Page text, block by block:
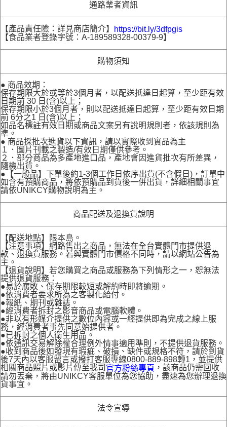
通路業者資訊
【產品責任險：詳見商店簡介】
https://bit.ly/3dfpgis
【食品業者登錄字號：A-189589328-00379-9】
購物須知
● 商品效期：
保存期限大於或等於3個月者，以配送抵達日起算，至少距有效
日期前 30 日(含)以上；
保存期限小於3個月者，則以配送抵達日起算，至少距有效日期
前 6分之1 日(含)以上；
如品名標註有效日期或商品文案另有說明規則者，依該規則為
準。
● 商品採批次進貨以下資訊，請以實際收到實品為主
１．圖片刊載之製造/有效日期僅供參考。
２．部分商品為多產地進口品，產地會因進貨批次有所差異，
隨機出貨。
●【一般品】下單後約1-3個工作日依序出貨(不含假日)，訂單中
如含有預購商品，將依預購品到貨後一併出貨，詳細相關事宜
請依UNIKCY購物說明為主。
商品配送及退換貨說明
【配送地點】限本島。
【注意事項】網路售出之商品，無法在全台實體門市提供退
款、退換貨服務。若與實體門市價格不同時，請以網站公告為
主。
【退貨說明】若您購買之商品或服務為下列情形之一，恕無法
提供退貨服務：
●易於腐敗、保存期限較短或解約時即將逾期。
●依消費者要求所為之客製化給付。
●報紙、期刊或雜誌。
●經消費者拆封之影音商品或電腦軟體。
●非以有形媒介提供之數位內容或一經提供即為完成之線上服
務，經消費者事先同意始提供者。
●已拆封之個人衛生用品。
●依通訊交易解除權合理例外情事適用準則，不提供退貨服務。
●收到商品後如發現有瑕疵、破損、缺件或規格不符，請於到貨
後7天內以客服留言或撥打客服專線0800-889-898轉1，並提供
相關商品照片或影片傳至我司 官方粉絲專頁 ，該商品仍需回收
請勿丟棄，將由UNIKCY客服單位為您協助，盡速為您辦理退換
貨事宜。
法令宣導